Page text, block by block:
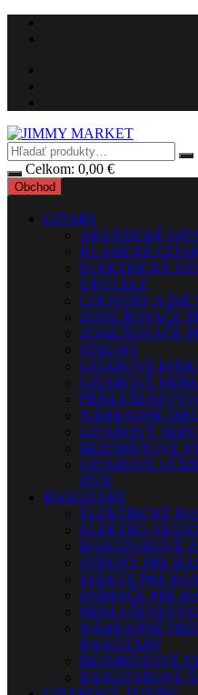
Preskočiť
Celkom: 0,00 €
Obchod
GITARY
AKUSTICKÉ
KLASICKÉ
ELEKTRICKÉ
UKULELE
COUNTRY A INÉ
ZOSILŇOVAČE
ZOSILŇOVAČE
STRUNY
GITAROVÉ
GITAROVÉ
NÁHRADNÉ
GITAROVÝ
BEZDRÔTOVÉ
GITAROVÉ
DVD
BASGITARY
ELEKTRICKÉ
ELEKTRO
BASGITAROVÉ
STRUNY PRE
EFEKTY PRE
SNÍMAČE PRE
NÁHRADNÉ
BASGITARY
BEZDRÔTOVÉ
BASGITAROVÉ